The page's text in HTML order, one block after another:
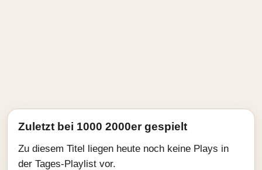
Zuletzt bei 1000 2000er gespielt
Zu diesem Titel liegen heute noch keine Plays in
der Tages-Playlist vor.